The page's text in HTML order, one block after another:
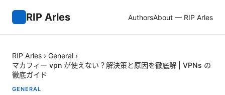
RIP Arles AuthorsAbout — RIP Arles
RIP Arles › General ›
マカフィー vpn が使えない？解決策と原因を徹底解 | VPNs の
徹底ガイド
GENERAL